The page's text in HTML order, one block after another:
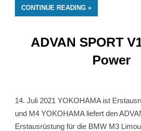
CONTINUE READING
ADVAN SPORT
Power
14. Juli 2021 YOKOHAMA ist
und M4 YOKOHAMA liefert den
Erstausrüstung für die BMW M3